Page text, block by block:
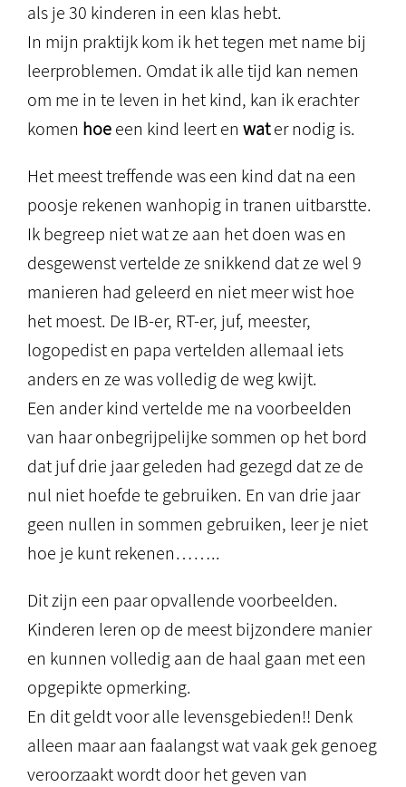
als je 30 kinderen in een klas hebt.
In mijn praktijk kom ik het tegen met name bij
leerproblemen. Omdat ik alle tijd kan nemen
om me in te leven in het kind, kan ik erachter
komen hoeeen kind leert en water nodig is.
Het meest treffende was een kind dat na een
poosje rekenen wanhopig in tranen uitbarstte.
Ik begreep niet wat ze aan het doen was en
desgewenst vertelde ze snikkend dat ze wel 9
manieren had geleerd en niet meer wist hoe
het moest. De IB-er, RT-er, juf, meester,
logopedist en papa vertelden allemaal iets
anders en ze was volledig de weg kwijt.
Een ander kind vertelde me na voorbeelden
van haar onbegrijpelijke sommen op het bord
dat juf drie jaar geleden had gezegd dat ze de
nul niet hoefde te gebruiken. En van drie jaar
geen nullen in sommen gebruiken, leer je niet
hoe je kunt rekenen……..
Dit zijn een paar opvallende voorbeelden.
Kinderen leren op de meest bijzondere manier
en kunnen volledig aan de haal gaan met een
opgepikte opmerking.
En dit geldt voor alle levensgebieden!! Denk
alleen maar aan faalangst wat vaak gek genoeg
veroorzaakt wordt door het geven van